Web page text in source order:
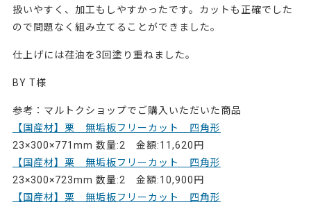
扱いやすく、加工もしやすかったです。カットも正確でした
ので問題なく組み立てることができました。
仕上げには荏油を3回塗り重ねました。
BY T様
参考：マルトクショップでご購入いただいた商品
【国産材】栗 無垢板フリーカット 四角形
23×300×771mm 数量:2 金額:11,620円
【国産材】栗 無垢板フリーカット 四角形
23×300×723mm 数量:2 金額:10,900円
【国産材】栗 無垢板フリーカット 四角形